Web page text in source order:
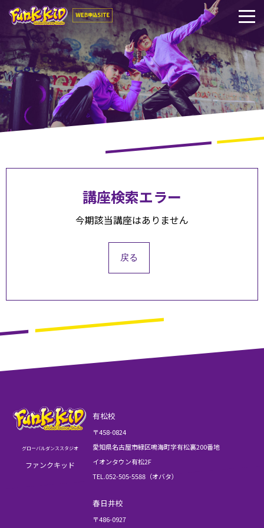
講座検索エラー
今期該当講座はありません
戻る
グローバルダンススタジオ
ファンクキッド
有松校
〒458-0824
愛知県名古屋市緑区鳴海町字有松裏200番地
イオンタウン有松2F
TEL.052-505-5588（オバタ）
春日井校
〒486-0927